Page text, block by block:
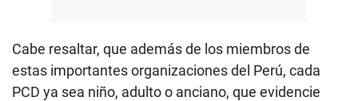
Cabe resaltar, que además de los miembros de
estas importantes organizaciones del Perú, cada
PCD ya sea niño, adulto o anciano, que evidencie